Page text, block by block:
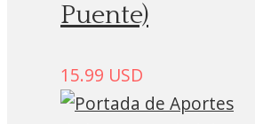
Puente)
15.99 USD